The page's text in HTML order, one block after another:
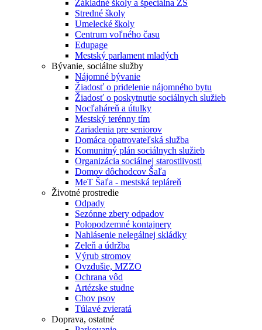
Základné školy a špeciálna ZŠ
Stredné školy
Umelecké školy
Centrum voľného času
Edupage
Mestský parlament mladých
Bývanie, sociálne služby
Nájomné bývanie
Žiadosť o pridelenie nájomného bytu
Žiadosť o poskytnutie sociálnych služieb
Nocľaháreň a útulky
Mestský terénny tím
Zariadenia pre seniorov
Domáca opatrovateľská služba
Komunitný plán sociálnych služieb
Organizácia sociálnej starostlivosti
Domov dôchodcov Šaľa
MeT Šaľa - mestská tepláreň
Životné prostredie
Odpady
Sezónne zbery odpadov
Polopodzemné kontajnery
Nahlásenie nelegálnej skládky
Zeleň a údržba
Výrub stromov
Ovzdušie, MZZO
Ochrana vôd
Artézske studne
Chov psov
Túlavé zvieratá
Doprava, ostatné